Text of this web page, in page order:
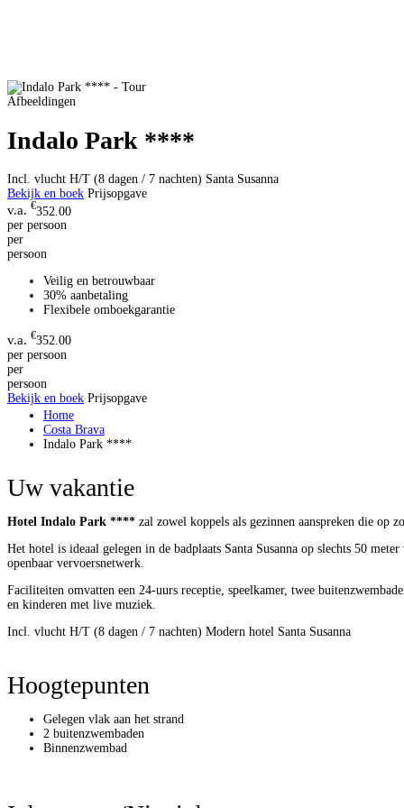
Afbeeldingen
Indalo Park ****
Incl. vlucht H/T (8 dagen / 7 nachten) Santa Susanna
Bekijk en boek Prijsopgave
€352.00
per persoon
per
persoon
Veilig en betrouwbaar
30% aanbetaling
Flexibele omboekgarantie
€352.00
per persoon
per
persoon
Bekijk en boek Prijsopgave
Home
Costa Brava
Indalo Park ****
Uw vakantie
Hotel Indalo Park **** zal zowel koppels als gezinnen aanspreken die op
Het hotel is ideaal gelegen in de badplaats Santa Susanna op slechts 50
openbaar vervoersnetwerk.
Faciliteiten omvatten een 24-uurs receptie, speelkamer, twee
en kinderen met live muziek.
Incl. vlucht H/T (8 dagen / 7 nachten) Modern hotel Santa Susanna
Hoogtepunten
Gelegen vlak aan het strand
2 buitenzwembaden
Binnenzwembad